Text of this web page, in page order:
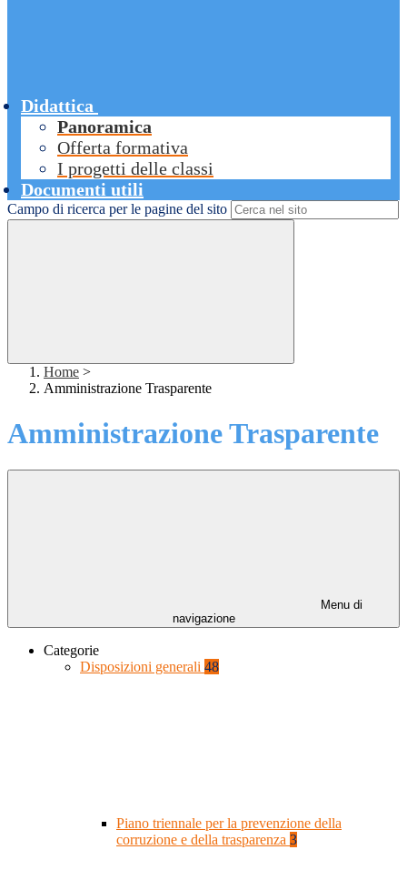
Didattica
Panoramica
Offerta formativa
I progetti delle classi
Documenti utili
Campo di ricerca per le pagine del sito
Home >
Amministrazione Trasparente
Amministrazione Trasparente
Menu di
navigazione
Categorie
Disposizioni generali 48
Piano triennale per la prevenzione della
corruzione e della trasparenza 3